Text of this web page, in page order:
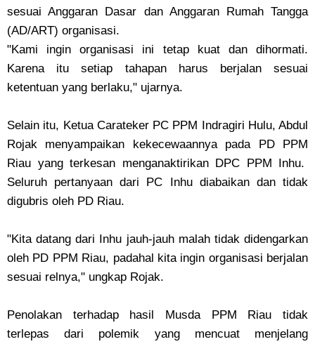
sesuai Anggaran Dasar dan Anggaran Rumah Tangga
(AD/ART) organisasi.
‎"Kami ingin organisasi ini tetap kuat dan dihormati.
Karena itu setiap tahapan harus berjalan sesuai
ketentuan yang berlaku," ujarnya.
‎Selain itu, Ketua Carateker PC PPM Indragiri Hulu, Abdul
Rojak menyampaikan kekecewaannya pada PD PPM
Riau yang terkesan menganaktirikan DPC PPM Inhu.
Seluruh pertanyaan dari PC Inhu diabaikan dan tidak
digubris oleh PD Riau.
‎"Kita datang dari Inhu jauh-jauh malah tidak didengarkan
oleh PD PPM Riau, padahal kita ingin organisasi berjalan
sesuai relnya," ungkap Rojak.
‎Penolakan terhadap hasil Musda PPM Riau tidak
terlepas dari polemik yang mencuat menjelang